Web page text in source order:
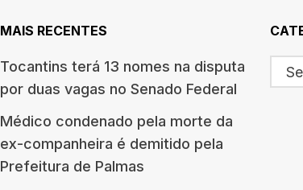
MAIS RECENTES
Tocantins terá 13 nomes na disputa
por duas vagas no Senado Federal
Médico condenado pela morte da
ex-companheira é demitido pela
Prefeitura de Palmas